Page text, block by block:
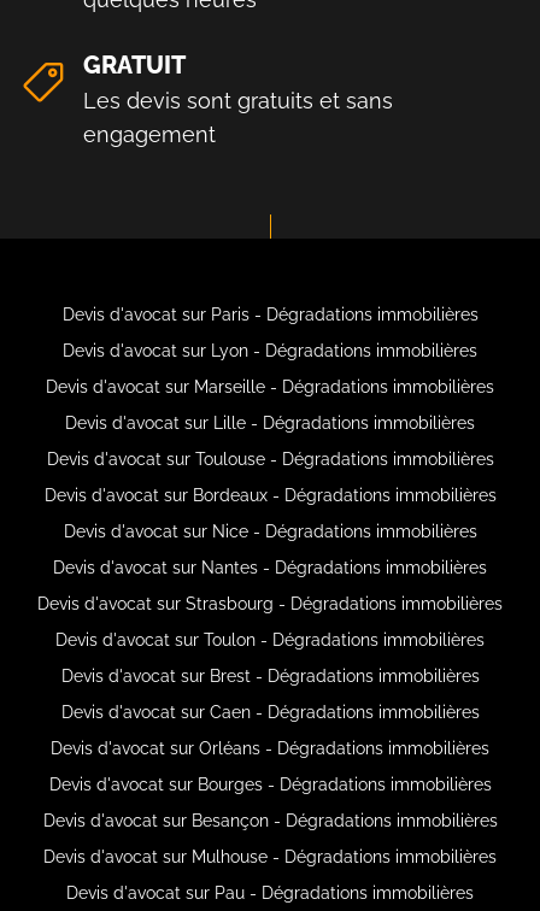
GRATUIT
Les devis sont gratuits et sans
engagement
Devis d'avocat sur Paris - Dégradations immobilières
Devis d'avocat sur Lyon - Dégradations immobilières
Devis d'avocat sur Marseille - Dégradations immobilières
Devis d'avocat sur Lille - Dégradations immobilières
Devis d'avocat sur Toulouse - Dégradations immobilières
Devis d'avocat sur Bordeaux - Dégradations immobilières
Devis d'avocat sur Nice - Dégradations immobilières
Devis d'avocat sur Nantes - Dégradations immobilières
Devis d'avocat sur Strasbourg - Dégradations immobilières
Devis d'avocat sur Toulon - Dégradations immobilières
Devis d'avocat sur Brest - Dégradations immobilières
Devis d'avocat sur Caen - Dégradations immobilières
Devis d'avocat sur Orléans - Dégradations immobilières
Devis d'avocat sur Bourges - Dégradations immobilières
Devis d'avocat sur Besançon - Dégradations immobilières
Devis d'avocat sur Mulhouse - Dégradations immobilières
Devis d'avocat sur Pau - Dégradations immobilières